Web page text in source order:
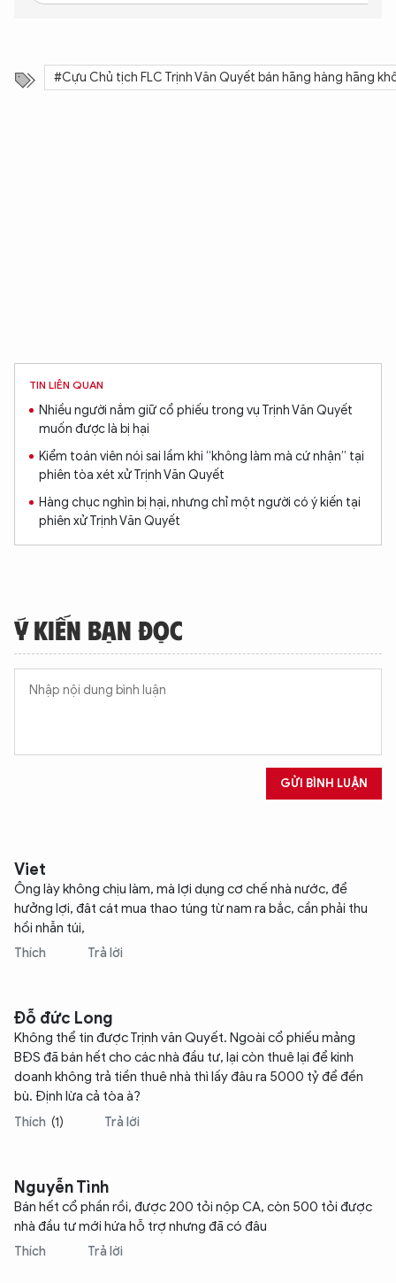
#Cựu Chủ tịch FLC Trịnh Văn Quyết bán hãng hàng hãng
TIN LIÊN QUAN
Nhiều người nắm giữ cổ phiếu trong vụ Trịnh Văn Quyết
muốn được là bị hại
Kiểm toán viên nói sai lầm khi “không làm mà cứ nhận” tại
phiên tòa xét xử Trịnh Văn Quyết
Hàng chục nghìn bị hại, nhưng chỉ một người có ý kiến tại
phiên xử Trịnh Văn Quyết
Ý KIẾN BẠN ĐỌC
GỬI BÌNH LUẬN
Viet
Ông lày không chịu làm, mà lợi dụng cơ chế nhà nước, để
hưởng lợi, đât cát mua thao túng từ nam ra bắc, cần phải thu
hồi nhẫn túi,
Thích Trả lời
Đỗ đức Long
Không thể tin được Trịnh văn Quyết. Ngoài cổ phiếu mảng
BĐS đã bán hết cho các nhà đầu tư, lại còn thuê lại để kinh
doanh không trả tiền thuê nhà thì lấy đâu ra 5000 tỷ để đền
bù. Định lừa cả tòa à?
Thích (1) Trả lời
Nguyễn Tình
Bán hết cổ phần rồi, được 200 tỏi nộp CA, còn 500 tỏi được
nhà đầu tư mới hứa hỗ trợ nhưng đã có đâu
Thích Trả lời